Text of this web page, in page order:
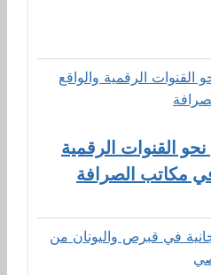
القنوات الرقمية
في مكاتب الصرافة